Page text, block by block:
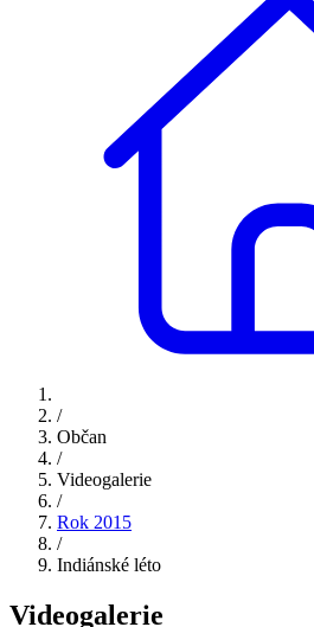
/
Občan
/
Videogalerie
/
Rok 2015
/
Indiánské léto
Videogalerie